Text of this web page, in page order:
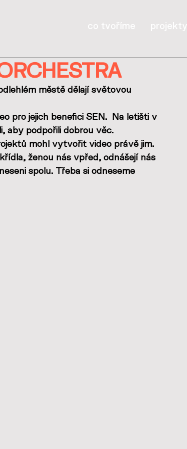
co tvoříme projekty
městě dělají světovou
pro jejich benefici SEN.  Na letišti v
aby podpořili dobrou věc.
mohl vytvořit video právě jim.
ženou nás vpřed, odnášejí nás
spolu. Třeba si odneseme